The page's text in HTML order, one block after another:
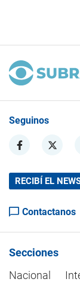
Seguinos
RECIBÍ EL
Contactanos
Secciones
Nacional